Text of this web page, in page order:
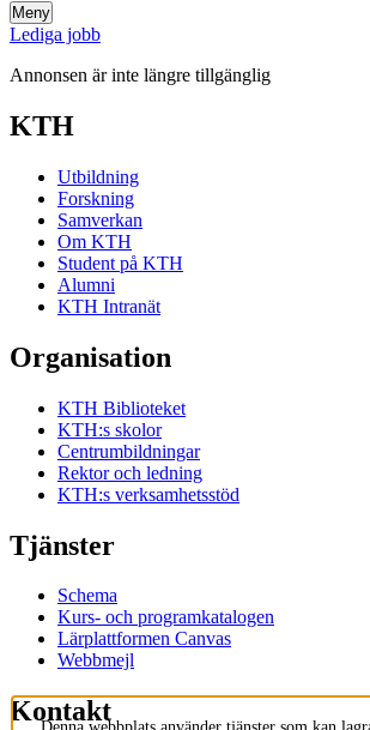
Meny
Lediga jobb
Annonsen är inte längre tillgänglig
KTH
Utbildning
Forskning
Samverkan
Om KTH
Student på KTH
Alumni
KTH Intranät
Organisation
KTH Biblioteket
KTH:s skolor
Centrumbildningar
Rektor och ledning
KTH:s verksamhetsstöd
Tjänster
Schema
Kurs- och programkatalogen
Lärplattformen Canvas
Webbmejl
Kontakt